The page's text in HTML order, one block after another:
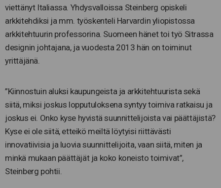
viettänyt Italiassa. Yhdysvalloissa Steinberg opiskeli
arkkitehdiksi ja mm. työskenteli Harvardin yliopistossa
arkkitehtuurin professorina. Suomeen hänet toi työ Sitrassa
designin johtajana, ja vuodesta 2013 hän on toiminut
yrittäjänä.
”Kiinnostuin aluksi kaupungeista ja arkkitehtuurista sekä
siitä, miksi joskus lopputuloksena syntyy toimiva ratkaisu ja
joskus ei. Onko kyse hyvistä suunnittelijoista vai päättäjistä?
Kyse ei ole siitä, etteikö meiltä löytyisi riittävästi
innovatiivisia ja luovia suunnittelijoita, vaan siitä, miten ja
minkä mukaan päättäjät ja koko koneisto toimivat”,
Steinberg pohtii.